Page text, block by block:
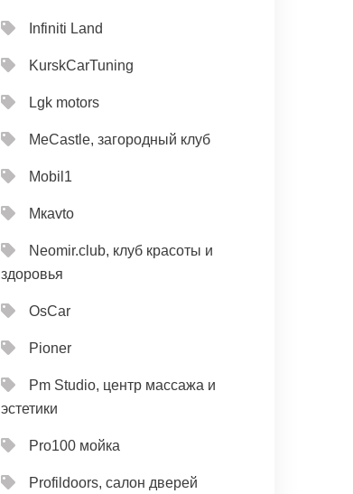
Infiniti Land
KurskCarTuning
Lgk motors
MeCastle, загородный клуб
Mobil1
Mкavto
Neomir.club, клуб красоты и
здоровья
OsCar
Pioner
Pm Studio, центр массажа и
эстетики
Pro100 мойка
Profildoors, салон дверей